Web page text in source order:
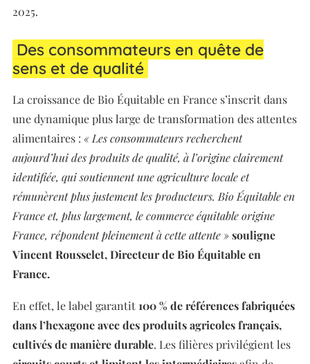
2025.
Des consommateurs en quête de
sens et de qualité
La croissance de Bio Équitable en France s’inscrit dans
une dynamique plus large de transformation des attentes
alimentaires : « Les consommateurs recherchent
aujourd’hui des produits de qualité, à l’origine clairement
identifiée, qui soutiennent une agriculture locale et
rémunèrent plus justement les producteurs. Bio Équitable en
France et, plus largement, le commerce équitable origine
France, répondent pleinement à cette attente »souligne
Vincent Rousselet, Directeur de Bio Équitable en
France.
En effet, le label garantit100 % de références fabriquées
dans l’hexagone avec des produits agricoles français,
cultivés de manière durable. Les filières privilégient les